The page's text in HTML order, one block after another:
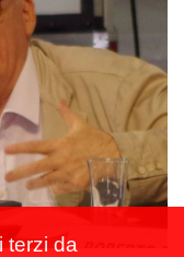
terzi da